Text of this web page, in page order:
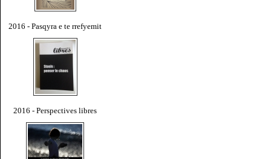
2016 - Pasqyra e te rrefyemit
2016 - Perspectives libres